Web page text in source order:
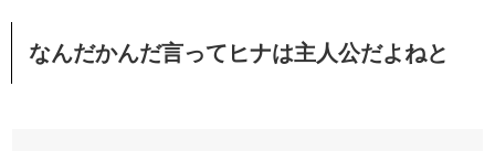
なんだかんだ言ってヒナは主人公だよねと